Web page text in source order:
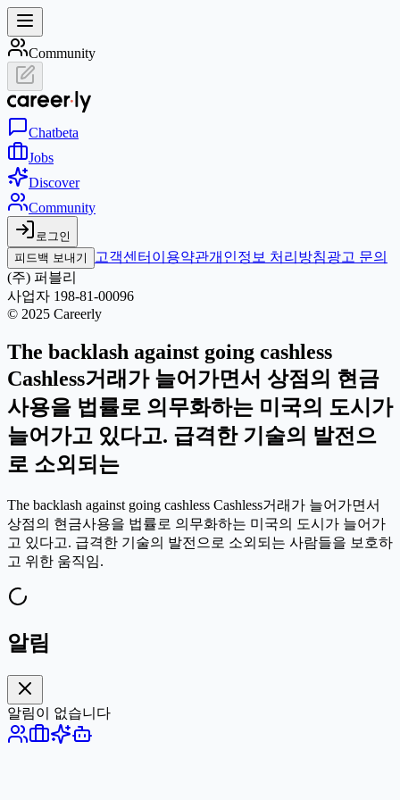
Community
Chatbeta
Jobs
Discover
Community
로그인
피드백 보내기
고객센터 이용약관개인정보 처리방침광고 문의
(주) 퍼블리
사업자 198-81-00096
© 2025 Careerly
The backlash against going cashless
Cashless거래가 늘어가면서 상점의 현금
사용을 법률로 의무화하는 미국의 도시가
늘어가고 있다고. 급격한 기술의 발전으
로 소외되는
The backlash against going cashless Cashless거래가 늘어가면서
상점의 현금사용을 법률로 의무화하는 미국의 도시가 늘어가
고 있다고. 급격한 기술의 발전으로 소외되는 사람들을 보호하
고 위한 움직임.
알림
알림이 없습니다